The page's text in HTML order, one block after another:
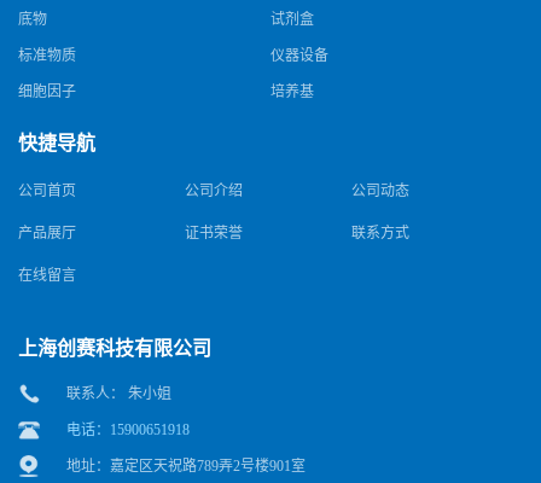
底物 试剂盒
标准物质 仪器设备
细胞因子 培养基
快捷导航
公司首页 公司介绍 公司动态
产品展厅 证书荣誉 联系方式
在线留言
上海创赛科技有限公司
联系人： 朱小姐
电话：15900651918
地址：嘉定区天祝路789弄2号楼901室